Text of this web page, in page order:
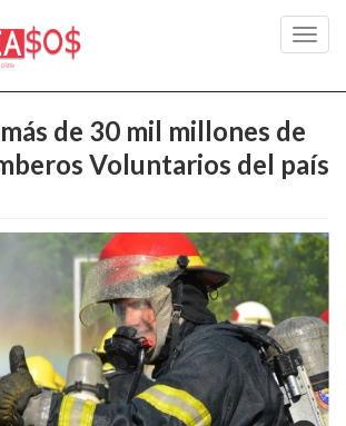
de 30 mil millones de
Voluntarios del país